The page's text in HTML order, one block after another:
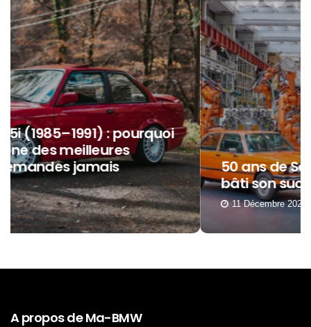
50 ans de Série 3 : comment BMW a
bâti son succès autour d’elle ?
11 Décembre 2025
A propos de Ma-BMW